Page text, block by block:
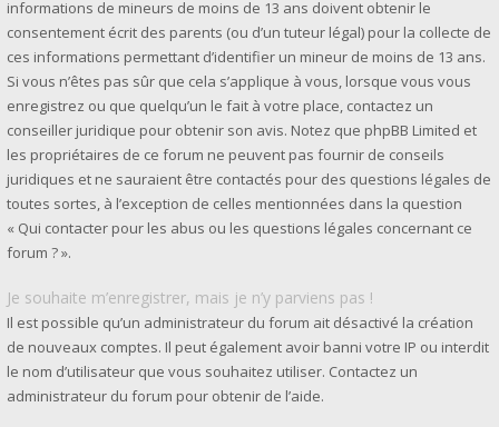
informations de mineurs de moins de 13 ans doivent obtenir le
consentement écrit des parents (ou d’un tuteur légal) pour la collecte de
ces informations permettant d’identifier un mineur de moins de 13 ans.
Si vous n’êtes pas sûr que cela s’applique à vous, lorsque vous vous
enregistrez ou que quelqu’un le fait à votre place, contactez un
conseiller juridique pour obtenir son avis. Notez que phpBB Limited et
les propriétaires de ce forum ne peuvent pas fournir de conseils
juridiques et ne sauraient être contactés pour des questions légales de
toutes sortes, à l’exception de celles mentionnées dans la question
« Qui contacter pour les abus ou les questions légales concernant ce
forum ? ».
Je souhaite m’enregistrer, mais je n’y parviens pas !
Il est possible qu’un administrateur du forum ait désactivé la création
de nouveaux comptes. Il peut également avoir banni votre IP ou interdit
le nom d’utilisateur que vous souhaitez utiliser. Contactez un
administrateur du forum pour obtenir de l’aide.